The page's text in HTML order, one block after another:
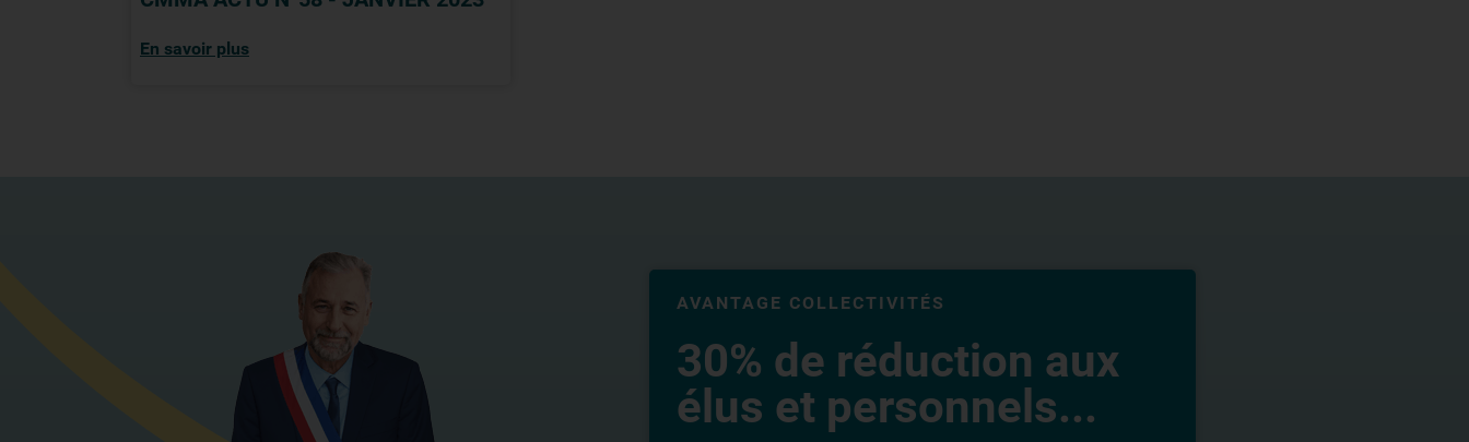
En savoir plus
AVANTAGE COLLECTIVITÉS
30% de réduction aux
élus et personnels...